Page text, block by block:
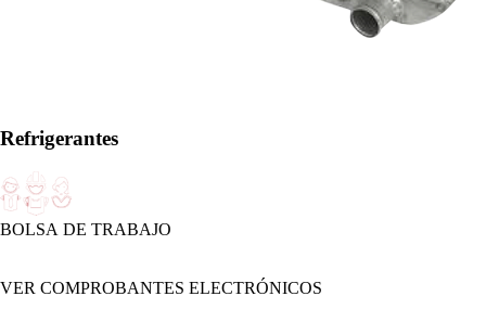
Refrigerantes
BOLSA DE TRABAJO
VER COMPROBANTES ELECTRÓNICOS